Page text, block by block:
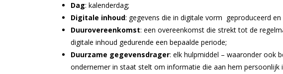
Dag: kalenderdag;
Digitale inhoud: gegevens die in digitale vorm geproduceerd en
Duurovereenkomst: een overeenkomst die strekt tot de
digitale inhoud gedurende een bepaalde periode;
Duurzame gegevensdrager: elk hulpmiddel – waaronder ook
ondernemer in staat stelt om informatie die aan hem persoonlijk